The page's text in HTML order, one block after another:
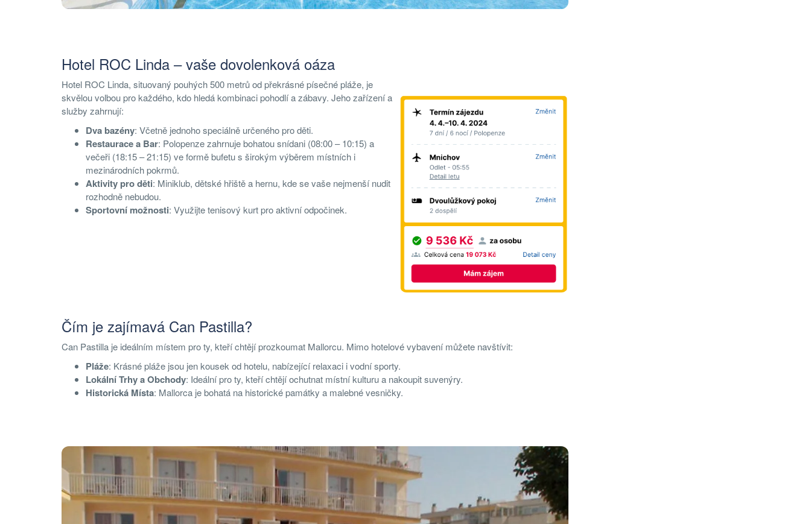
Hotel ROC Linda – vaše dovolenková oáza
Hotel ROC Linda, situovaný pouhých 500 metrů od překrásné písečné pláže, je
skvělou volbou pro každého, kdo hledá kombinaci pohodlí a zábavy. Jeho zařízení a
služby zahrnují:
Dva bazény: Včetně jednoho speciálně určeného pro děti.
Restaurace a Bar: Polopenze zahrnuje bohatou snídani (08:00 – 10:15) a
večeři (18:15 – 21:15) ve formě bufetu s širokým výběrem místních i
mezinárodních pokrmů.
Aktivity pro děti: Miniklub, dětské hřiště a hernu, kde se vaše nejmenší nudit
rozhodně nebudou.
Sportovní možnosti: Využijte tenisový kurt pro aktivní odpočinek.
Čím je zajímavá Can Pastilla?
Can Pastilla je ideálním místem pro ty, kteří chtějí prozkoumat Mallorcu. Mimo hotelové vybavení můžete navštívit:
Pláže: Krásné pláže jsou jen kousek od hotelu, nabízející relaxaci i vodní sporty.
Lokální Trhy a Obchody: Ideální pro ty, kteří chtějí ochutnat místní kulturu a nakoupit suvenýry.
Historická Místa: Mallorca je bohatá na historické památky a malebné vesničky.